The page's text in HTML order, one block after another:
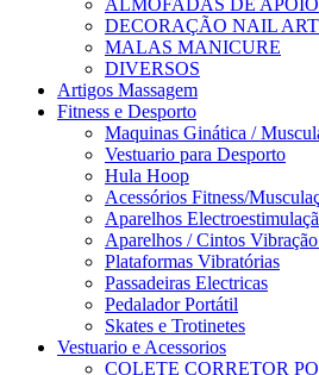
ALMOFADAS DE APOIO
DECORAÇÃO NAIL ART
MALAS MANICURE
DIVERSOS
Artigos Massagem
Fitness e Desporto
Maquinas Ginática /
Vestuario para Desporto
Hula Hoop
Acessórios Fitness/
Aparelhos
Aparelhos / Cintos
Plataformas Vibratórias
Passadeiras Electricas
Pedalador Portátil
Skates e Trotinetes
Vestuario e Acessorios
COLETE CORRETOR